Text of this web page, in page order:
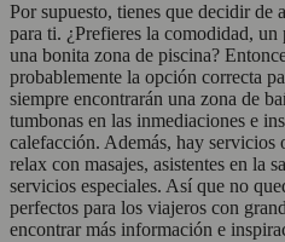
Por supuesto, tienes que decidir de
para ti. ¿Prefieres la comodidad,
una bonita zona de piscina?
probablemente la opción correcta
siempre encontrarán una zona de
tumbonas en las inmediaciones e
calefacción. Además, hay servicios
relax con masajes, asistentes en la
servicios especiales. Así que no
perfectos para los viajeros con
encontrar más información e